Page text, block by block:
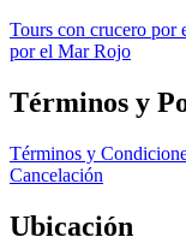
Tours con crucero por
por el Mar Rojo
Términos y
Términos y
Cancelación
Ubicación